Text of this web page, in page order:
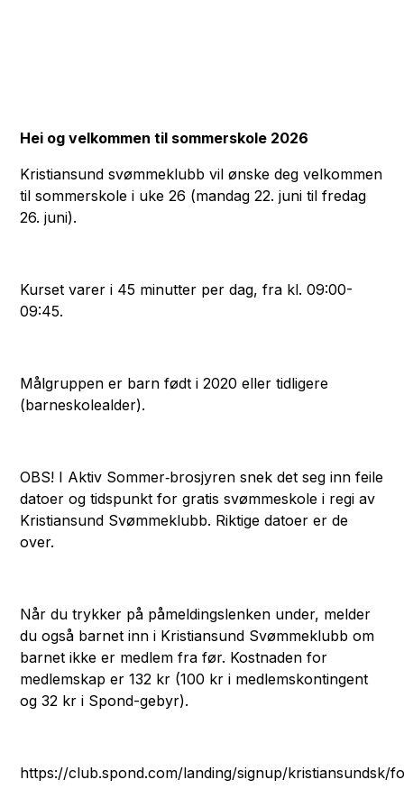
Hei og velkommen til sommerskole 2026
Kristiansund svømmeklubb vil ønske deg velkommen
til sommerskole i uke 26 (mandag 22. juni til fredag
26. juni).
Kurset varer i 45 minutter per dag, fra kl. 09:00-
09:45.
Målgruppen er barn født i 2020 eller tidligere
(barneskolealder).
OBS! I Aktiv Sommer‑brosjyren snek det seg inn feile
datoer og tidspunkt for gratis svømmeskole i regi av
Kristiansund Svømmeklubb. Riktige datoer er de
over.
Når du trykker på påmeldingslenken under, melder
du også barnet inn i Kristiansund Svømmeklubb om
barnet ikke er medlem fra før. Kostnaden for
medlemskap er 132 kr (100 kr i medlemskontingent
og 32 kr i Spond-gebyr).
https://club.spond.com/landing/signup/kristiansundsk/